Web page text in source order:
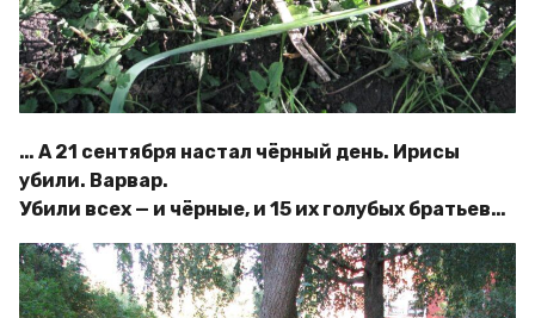
… А 21 сентября настал чёрный день. Ирисы
убили. Варвар.
Убили всех — и чёрные, и 15 их голубых братьев…